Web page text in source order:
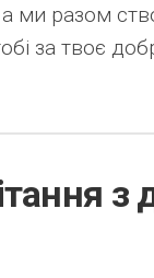
а ми разом
за твоє
з